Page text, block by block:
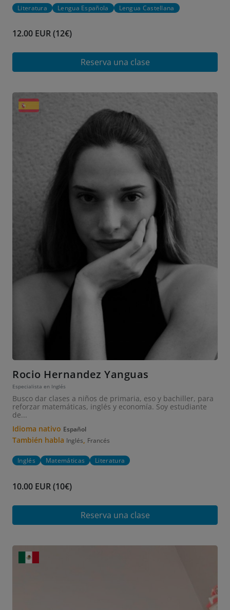
Literatura Lengua Española Lengua Castellana
12.00 EUR (12€)
Reserva una clase
Rocio Hernandez Yanguas
Especialista en Inglés
Busco dar clases a niños de primaria, eso y bachiller, para
reforzar matemáticas, inglés y economía. Soy estudiante
de...
Idioma nativo Español
También habla Inglés, Francés
Inglés Matemáticas Literatura
10.00 EUR (10€)
Reserva una clase